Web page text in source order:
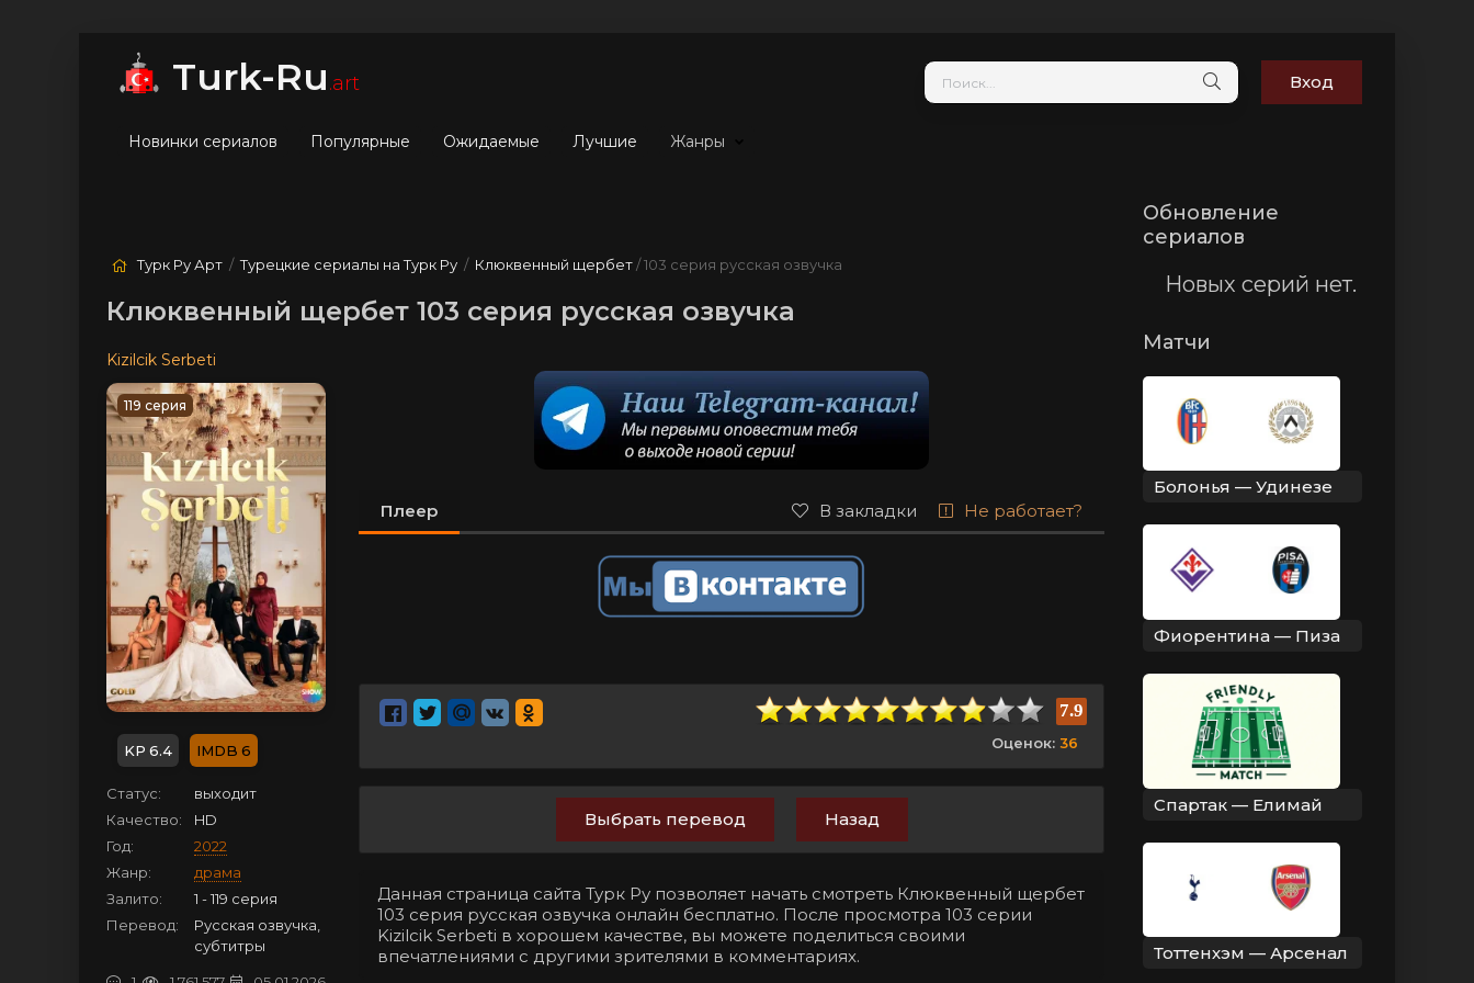
Turk-Ru.art Вход
Новинки сериалов Популярные Ожидаемые Лучшие Жанры
Турк Ру Арт /Турецкие сериалы на Турк Ру / Клюквенный щербет/ 103 серия русская озвучка
Клюквенный щербет 103 серия русская озвучка
Kizilcik Serbeti
119 серия
6.4 6
Статус:
выходит
Качество:
HD
Год:
2022
Жанр:
драма
Залито:
1 - 119 серия
Перевод:
Русская озвучка,
субтитры
Плеер В закладки Не работает?
7.9
Оценок: 36
Выбрать перевод Назад
Данная страница сайта Турк Ру позволяет начать смотреть Клюквенный щербет
103 серия русская озвучка онлайн бесплатно. После просмотра 103 серии
Kizilcik Serbeti в хорошем качестве, вы можете поделиться своими
впечатлениями с другими зрителями в комментариях.
Обновление
сериалов
Новых серий нет.
Матчи
Болонья — Удинезе
Фиорентина — Пиза
Спартак — Елимай
Тоттенхэм — Арсенал